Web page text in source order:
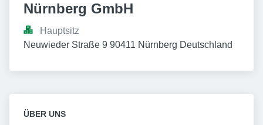
Nürnberg GmbH
Hauptsitz
Neuwieder Straße 9 90411 Nürnberg Deutschland
ÜBER UNS